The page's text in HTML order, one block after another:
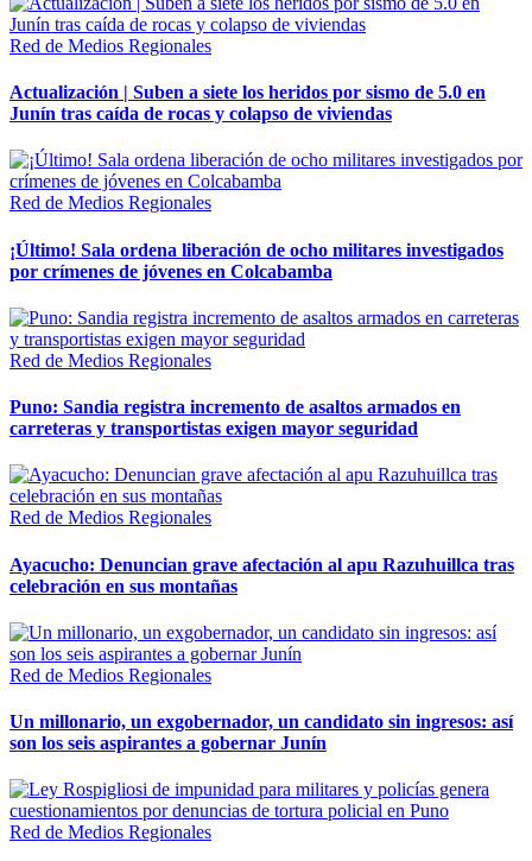
Red de Medios Regionales
Actualización | Suben a siete los heridos por sismo de 5.0 en
Junín tras caída de rocas y colapso de viviendas
Red de Medios Regionales
¡Último! Sala ordena liberación de ocho militares investigados
por crímenes de jóvenes en Colcabamba
Red de Medios Regionales
Puno: Sandia registra incremento de asaltos armados en
carreteras y transportistas exigen mayor seguridad
Red de Medios Regionales
Ayacucho: Denuncian grave afectación al apu Razuhuillca tras
celebración en sus montañas
Red de Medios Regionales
Un millonario, un exgobernador, un candidato sin ingresos: así
son los seis aspirantes a gobernar Junín
Red de Medios Regionales